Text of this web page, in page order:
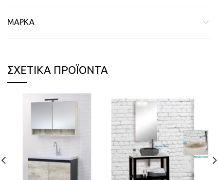
ΜΆΡΚΑ
ΣΧΕΤΙΚΆ ΠΡΟΪΌΝΤΑ